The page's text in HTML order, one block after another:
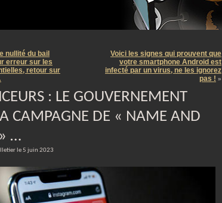
nullité du bail
erreur sur les
retour sur
Voici les signes qui prouvent que
votre smartphone Android est
infecté par un virus, ne les ignorez
pas ! »
: LE GOUVERNEMENT
CAMPAGNE DE « NAME AND
…
le 5 juin 2023